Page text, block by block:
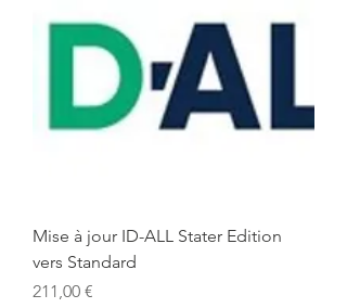
Mise à jour ID-ALL Stater Edition
vers Standard
Prix
211,00 €